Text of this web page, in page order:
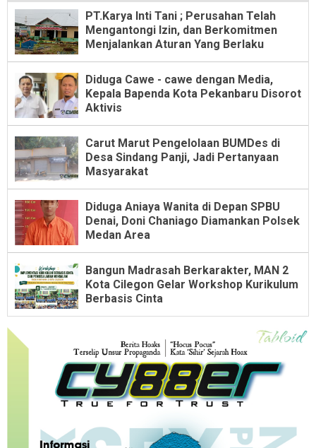
PT.Karya Inti Tani ; Perusahan Telah
Mengantongi Izin, dan Berkomitmen
Menjalankan Aturan Yang Berlaku
Diduga Cawe - cawe dengan Media,
Kepala Bapenda Kota Pekanbaru Disorot
Aktivis
Carut Marut Pengelolaan BUMDes di
Desa Sindang Panji, Jadi Pertanyaan
Masyarakat
Diduga Aniaya Wanita di Depan SPBU
Denai, Doni Chaniago Diamankan Polsek
Medan Area
Bangun Madrasah Berkarakter, MAN 2
Kota Cilegon Gelar Workshop Kurikulum
Berbasis Cinta